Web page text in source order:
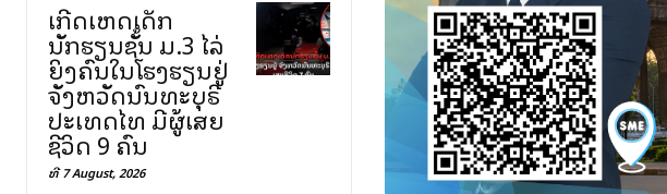
ເກີດເຫດເດັກ
ນັກຮຽນຊັ້ນ ມ.3 ໄລ່
ຍິງຄົນໃນໂຮງຮຽນຢູ່
ຈັງຫວັດນົນທະບຸຣີ
ປະເທດໄທ ມີຜູ້ເສຍ
ຊີວິດ 9 ຄົນ
ທີ 7 August, 2026